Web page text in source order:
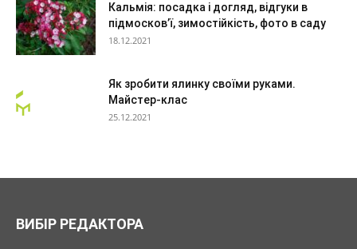
Кальмія: посадка і догляд, відгуки в
підмосков’ї, зимостійкість, фото в саду
18.12.2021
Як зробити ялинку своїми руками.
Майстер-клас
25.12.2021
ВИБІР РЕДАКТОРА